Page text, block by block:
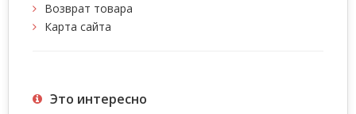
Возврат товара
Карта сайта
Это интересно